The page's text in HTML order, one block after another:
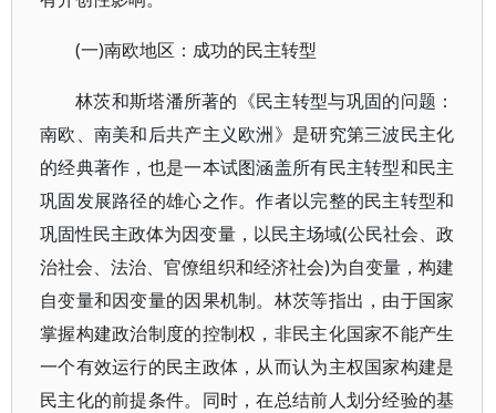
(一)南欧地区：成功的民主转型
林茨和斯塔潘所著的《民主转型与巩固的问题：
南欧、南美和后共产主义欧洲》是研究第三波民主化
的经典著作，也是一本试图涵盖所有民主转型和民主
巩固发展路径的雄心之作。作者以完整的民主转型和
巩固性民主政体为因变量，以民主场域(公民社会、政
治社会、法治、官僚组织和经济社会)为自变量，构建
自变量和因变量的因果机制。林茨等指出，由于国家
掌握构建政治制度的控制权，非民主化国家不能产生
一个有效运行的民主政体，从而认为主权国家构建是
民主化的前提条件。同时，在总结前人划分经验的基